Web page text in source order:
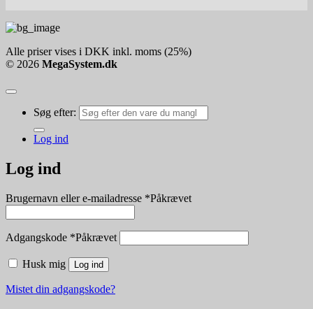
Alle priser vises i DKK inkl. moms (25%)
© 2026 MegaSystem.dk
Søg efter:
Log ind
Log ind
Brugernavn eller e-mailadresse *Påkrævet
Adgangskode *Påkrævet
Husk mig Log ind
Mistet din adgangskode?